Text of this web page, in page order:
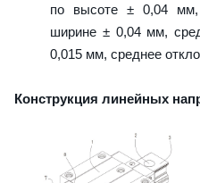
по высоте ± 0,04 мм,
ширине ± 0,04 мм,
0,015 мм, среднее
Конструкция линейных